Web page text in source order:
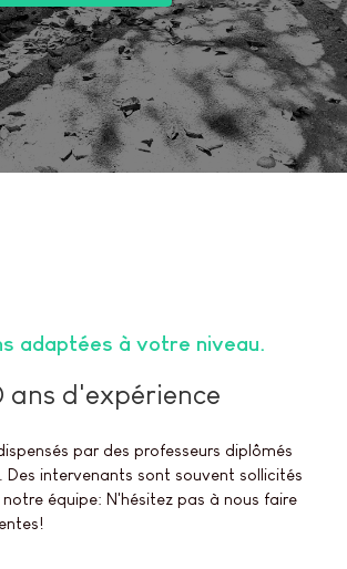
adaptées à votre niveau
ans d'expérience
par des professeurs diplômés
Des intervenants sont souvent sollicités
équipe: N'hésitez pas à nous faire